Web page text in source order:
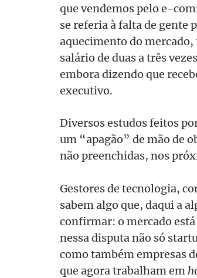
que vendemos pelo e-
se referia à falta de gente
aquecimento do
salário de duas a três
embora dizendo que
executivo.
Diversos estudos feitos
um “apagão” de mão de
não preenchidas, nos
Gestores de tecnologia,
sabem algo que, daqui a
confirmar: o mercado
nessa disputa não só
como também empresas
que agora trabalham em